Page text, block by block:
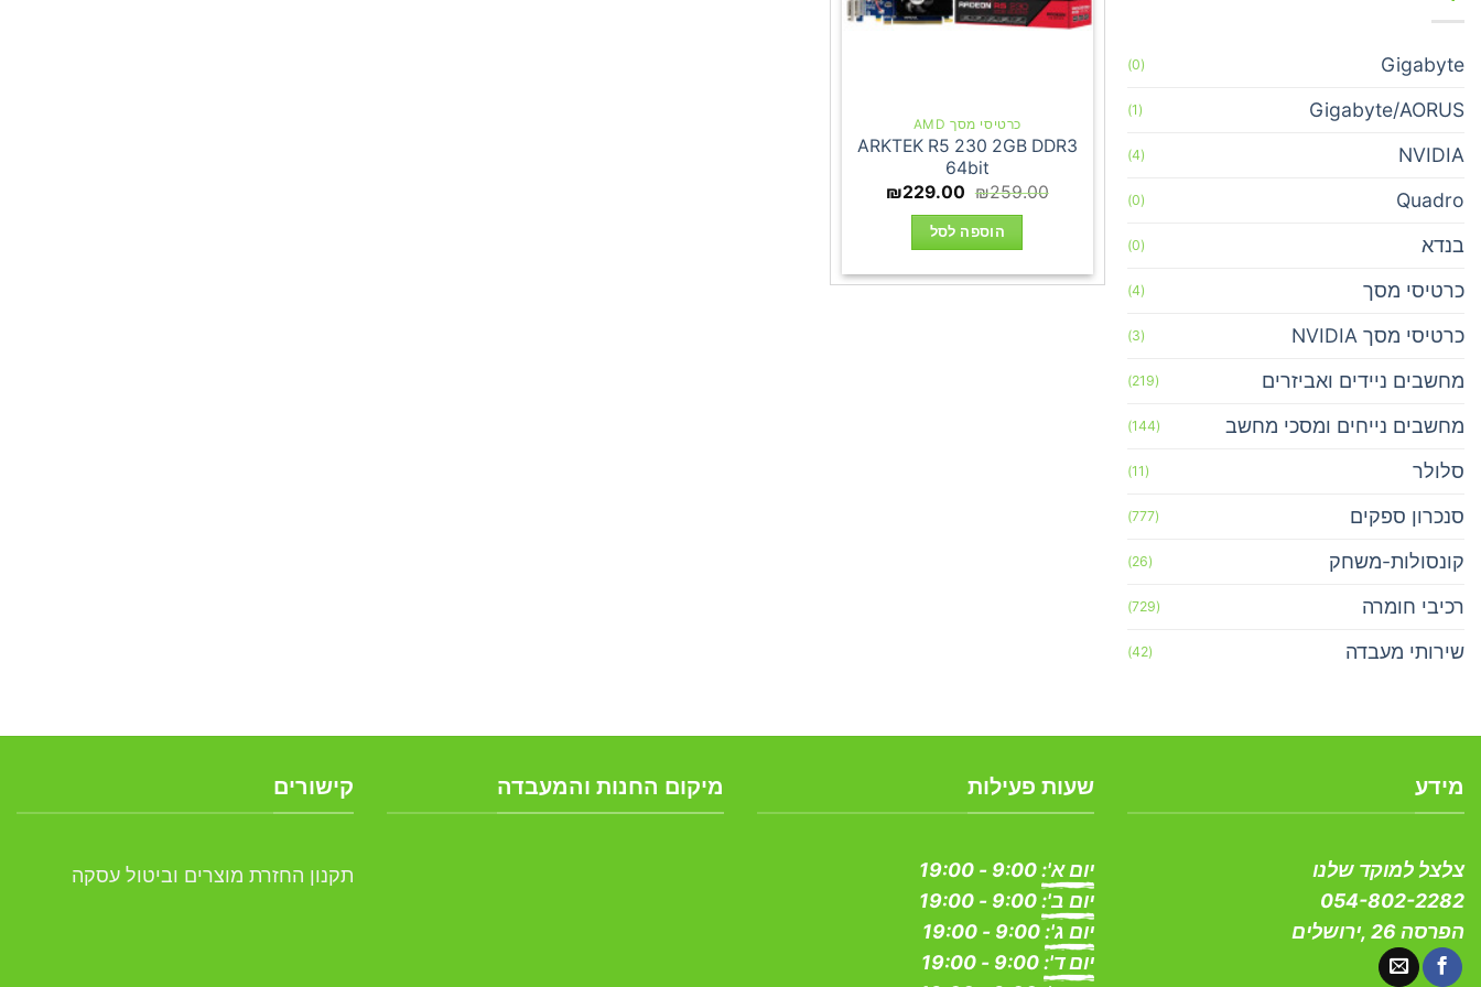
Gigabyte
(0)
Gigabyte/AORUS
(1)
NVIDIA
(4)
Quadro
(0)
בנדא (0)
כרטיסי מסך (4)
כרטיסי מסך NVIDIA (3)
מחשבים ניידים ואביזרים (219)
מחשבים נייחים ומסכי מחשב (144)
סלולר (11)
סנכרון ספקים (777)
קונסולות-משחק (26)
רכיבי חומרה (729)
שירותי מעבדה (42)
כרטיסי מסך AMD
ARKTEK R5 230 2GB DDR3
64bit
₪259.00 המחיר
היה:
₪259.00.
₪229.00
הוספה לסל
מידע
צלצל למוקד שלנו
054-802-2282
הפרסה 26 ,ירושלים
שעות פעילות
יום א':
יום ב':
יום ג':
יום ד':
מיקום החנות והמעבדה קישורים
תקנון החזרת מוצרים וביטול עסקה